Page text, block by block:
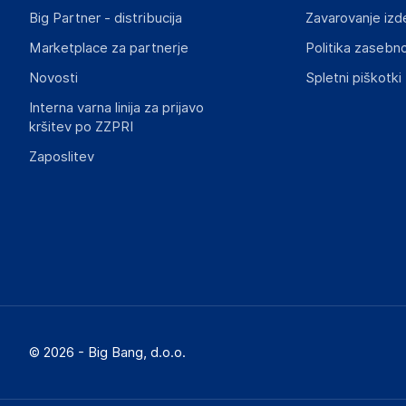
Big Partner - distribucija
Marketplace za partnerje
Novosti
Interna varna linija za prijavo
kršitev po ZZPRI
Zaposlitev
Zavarovanje
Politika
Spletni piškotki
© 2026 - Big Bang, d.o.o.